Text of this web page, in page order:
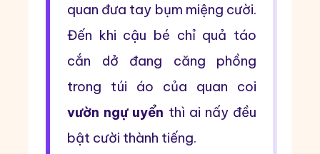
quan đưa tay bụm miệng cười.
Đến khi cậu bé chỉ quả táo
cắn dở đang căng phồng
trong túi áo của quan coi
vườn ngự uyển thì ai nấy đều
bật cười thành tiếng.